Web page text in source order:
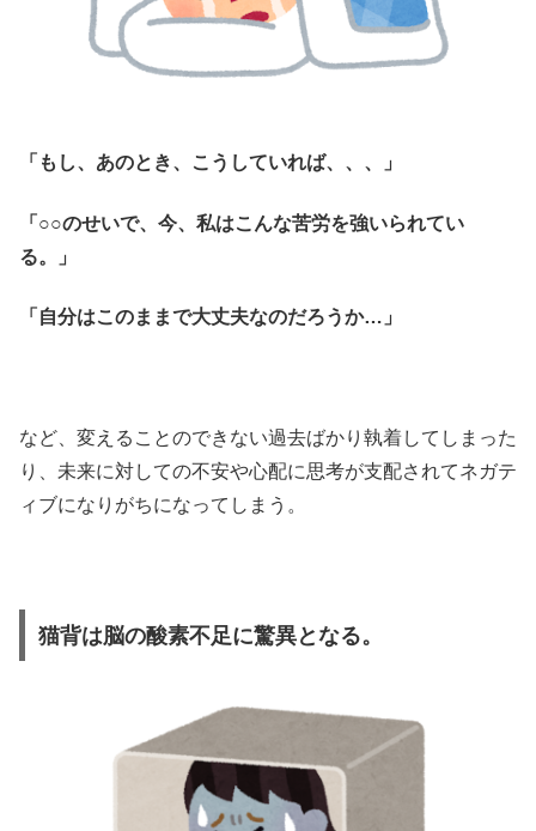
「もし、あのとき、こうしていれば、、、」
「○○のせいで、今、私はこんな苦労を強いられてい
る。」
「自分はこのままで大丈夫なのだろうか…」
など、変えることのできない過去ばかり執着してしまった
り、未来に対しての不安や心配に思考が支配されてネガテ
ィブになりがちになってしまう。
猫背は脳の酸素不足に驚異となる。